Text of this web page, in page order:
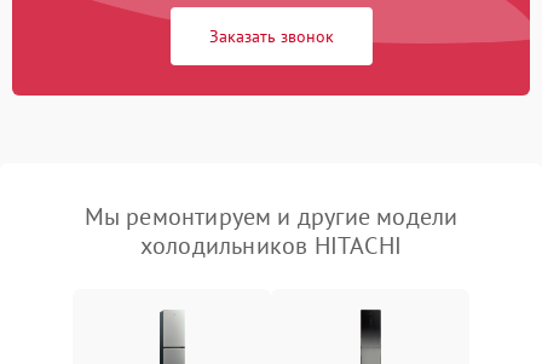
Заказать звонок
Мы ремонтируем и другие модели
холодильников HITACHI